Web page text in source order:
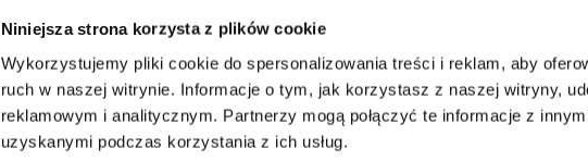
Niniejsza strona korzysta z plików cookie
Wykorzystujemy pliki cookie do spersonalizowania treści i reklam, aby
ruch w naszej witrynie. Informacje o tym, jak korzystasz z naszej witryny,
reklamowym i analitycznym. Partnerzy mogą połączyć te informacje z
uzyskanymi podczas korzystania z ich usług.